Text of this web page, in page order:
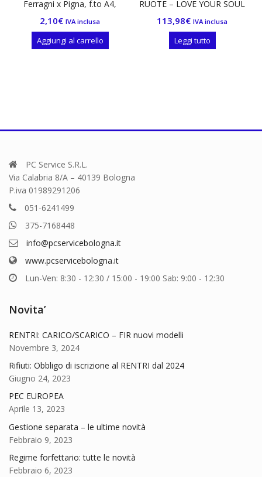
Ferragni x Pigna, f.to A4,
Rosa /Azzurro
€ IVA inclusa
Aggiungi al carrello
RUOTE – LOVE YOUR SOUL
113,98€ IVA inclusa
Leggi tutto
PC Service S.R.L.
Via Calabria 8/A – 40139 Bologna
P.iva 01989291206
051-6241499
375-7168448
info@pcservicebologna.it
www.pcservicebologna.it
Lun-Ven: 8:30 - 12:30 / 15:00 - 19:00 Sab: 9:00 - 12:30
Novita’
RENTRI: CARICO/SCARICO – FIR nuovi modelli
Novembre 3, 2024
Rifiuti: Obbligo di iscrizione al RENTRI dal 2024
Giugno 24, 2023
PEC EUROPEA
Aprile 13, 2023
Gestione separata – le ultime novità
Febbraio 9, 2023
Regime forfettario: tutte le novità
Febbraio 6, 2023